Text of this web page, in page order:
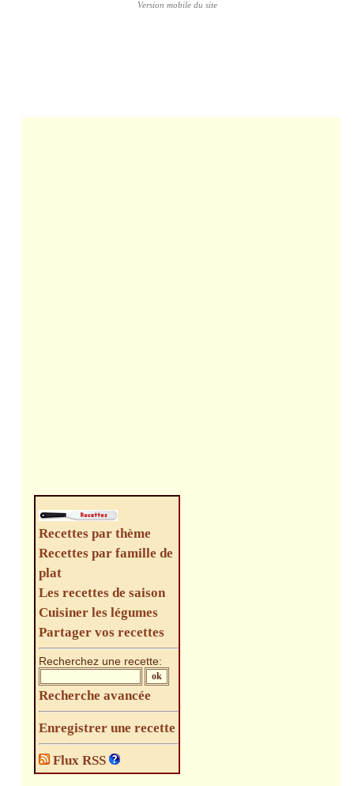
Recettes par thème
Recettes par famille de
plat
Les recettes de saison
Cuisiner les légumes
Partager vos recettes
Recherchez une recette:
Recherche avancée
Enregistrer une recette
Flux RSS